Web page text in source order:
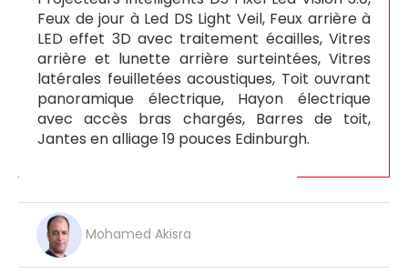
Feux de jour à Led DS Light Veil, Feux arrière à
LED effet 3D avec traitement écailles, Vitres
arrière et lunette arrière surteintées, Vitres
latérales feuilletées acoustiques, Toit ouvrant
panoramique électrique, Hayon électrique
avec accès bras chargés, Barres de toit,
Jantes en alliage 19 pouces Edinburgh.
Mohamed Akisra